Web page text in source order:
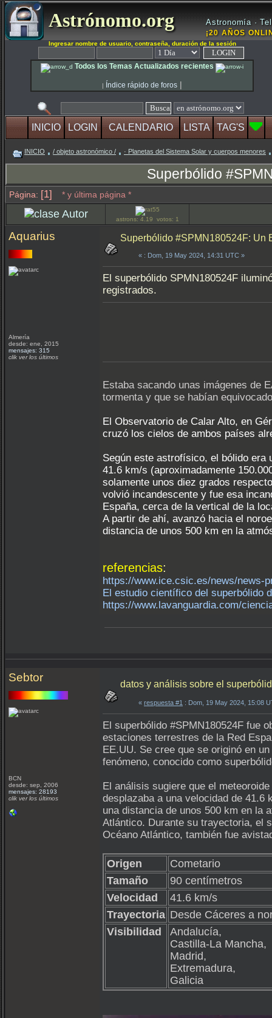
Astrónomo.org Astronomía ·
¡20 AÑOS
Ingresar nombre de usuario, contraseña, duración de la sesión
Todos los Temas Actualizados recientes
| Índice rápido de foros |
INICIO LOGIN CALENDARIO LISTA TAG'S
INICIO / objeto astronómico / · Planetas del Sistema Solar y cuerpos menores
Superbólido
Página: [1] * y última página *
Autor astrons: 4.19 votos: 1
Aquarius
Almería
desde: ene, 2015
mensajes: 315
clik ver los últimos
Superbólido #SPMN180524F: Un
« : Dom, 19 May 2024, 14:31 UTC »
El superbólido SPMN180524F
registrados.
Estaba sacando unas imágenes de
tormenta y que se habían
El Observatorio de Calar Alto, en
cruzó los cielos de ambos países
Según este astrofísico, el bólido era
41.6 km/s (aproximadamente
solamente unos diez grados
volvió incandescente y fue esa
España, cerca de la vertical de la
A partir de ahí, avanzó hacia el
distancia de unos 500 km en la
referencias:
https://www.ice.csic.es/news/news-
El estudio científico del superbólido
https://www.lavanguardia.com/
Sebtor
BCN
desde: sep, 2006
mensajes: 28193
clik ver los últimos
datos y análisis sobre el
« respuesta #1 : Dom, 19 May 2024, 15:08
El superbólido #SPMN180524F fue
estaciones terrestres de la Red
EE.UU. Se cree que se originó en
fenómeno, conocido como
El análisis sugiere que el
desplazaba a una velocidad de
una distancia de unos 500 km en la
Atlántico. Durante su trayectoria, el
Océano Atlántico, también fue
Origen
Cometario
Tamaño
90 centímetros
Velocidad
41.6 km/s
Trayectoria Desde Cáceres a
Visibilidad
Andalucía,
Castilla-La Mancha,
Madrid,
Extremadura,
Galicia